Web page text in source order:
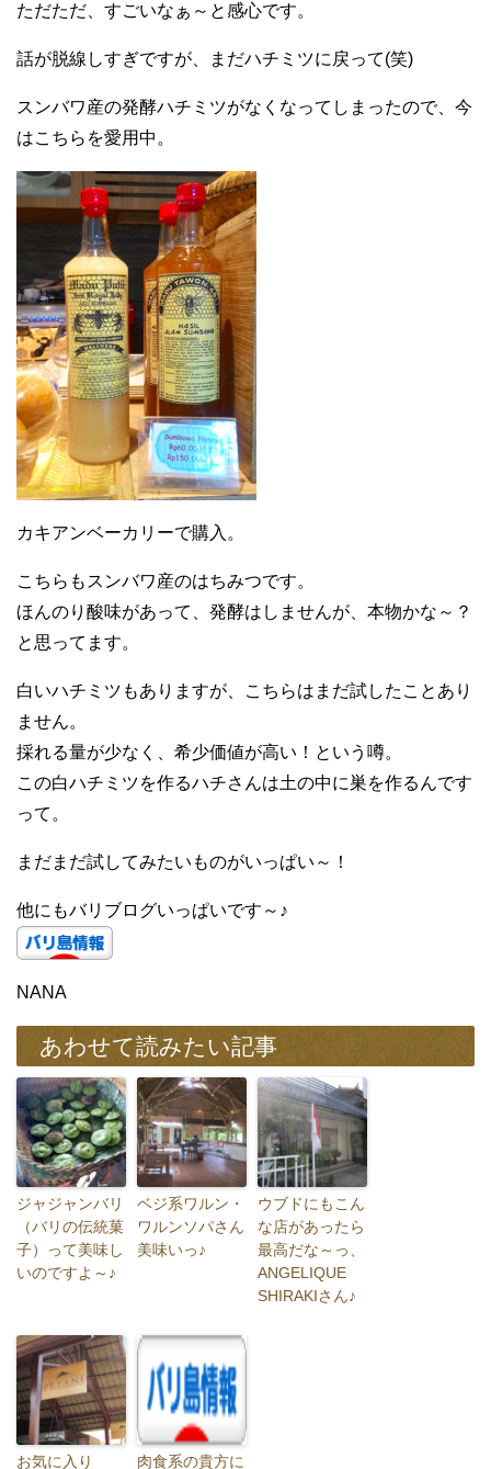
ただただ、すごいなぁ～と感心です。
話が脱線しすぎですが、まだハチミツに戻って(笑)
スンバワ産の発酵ハチミツがなくなってしまったので、今
はこちらを愛用中。
カキアンベーカリーで購入。
こちらもスンバワ産のはちみつです。
ほんのり酸味があって、発酵はしませんが、本物かな～？
と思ってます。
白いハチミツもありますが、こちらはまだ試したことあり
ません。
採れる量が少なく、希少価値が高い！という噂。
この白ハチミツを作るハチさんは土の中に巣を作るんです
って。
まだまだ試してみたいものがいっぱい～！
他にもバリブログいっぱいです～♪
NANA
あわせて読みたい記事
ジャジャンバリ
（バリの伝統菓
子）って美味し
いのですよ～♪
ベジ系ワルン・
ワルンソパさん
美味いっ♪
ウブドにもこん
な店があったら
最高だな～っ、
ANGELIQUE
SHIRAKIさん♪
お気に入り 肉食系の貴方に